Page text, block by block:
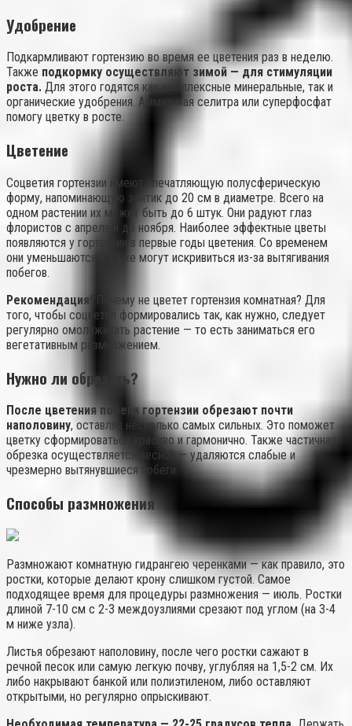
Удобрение
Подкармливают гортензию во время ее цветения раз в неделю.
Также подкормку осуществляют зимой — для стимуляции
роста. Для этого годятся как комплексные минеральные, так и
органические удобрения. Аммиачная селитра или суперфосфат
помогу цветку в росте.
Цветение
Соцветия гортензии имеют впечатляющую полусферическую
форму, напоминающую зонтик до 20 см в диаметре. Всего на
одном растении их может быть до 6 штук. Они радуют глаз
флористов с апреля и до ноября. Наиболее эффектные цветы
появляются у гортензии в первые годы цветения. Со временем
они уменьшаются и даже могут искривиться из-за вытягивания
побегов.
Рекомендация! Почему не цветет гортензия комнатная? Для
того, чтобы соцветия формировались так, как нужно, следует
регулярно омолаживать растение — то есть заниматься его
вегетативным размножением.
Нужно ли обрезать?
После цветения побеги гортензии обрезают почти
наполовину, оставляя несколько самых сильных. Это поможет
цветку сформироваться красиво и гармонично. Также частичная
обрезка осуществляется весной — удаляются слабые и
чрезмерно вытянувшиеся побеги.
Способы размножения
Размножают комнатную гидрангею черенками — как правило, это
ростки, которые делают крону слишком густой. Самое
подходящее время для процедуры размножения — июль. Ростки
длиной 7-10 см с 2-3 междоузлиями срезают под углом (на 3-4
м ниже узла).
Листья обрезают наполовину, после чего ростки сажают в
речной песок или самую легкую почву, углубляя на 1,5-2 см. Их
либо накрывают банкой или полиэтиленом, либо оставляют
открытыми, но регулярно опрыскивают.